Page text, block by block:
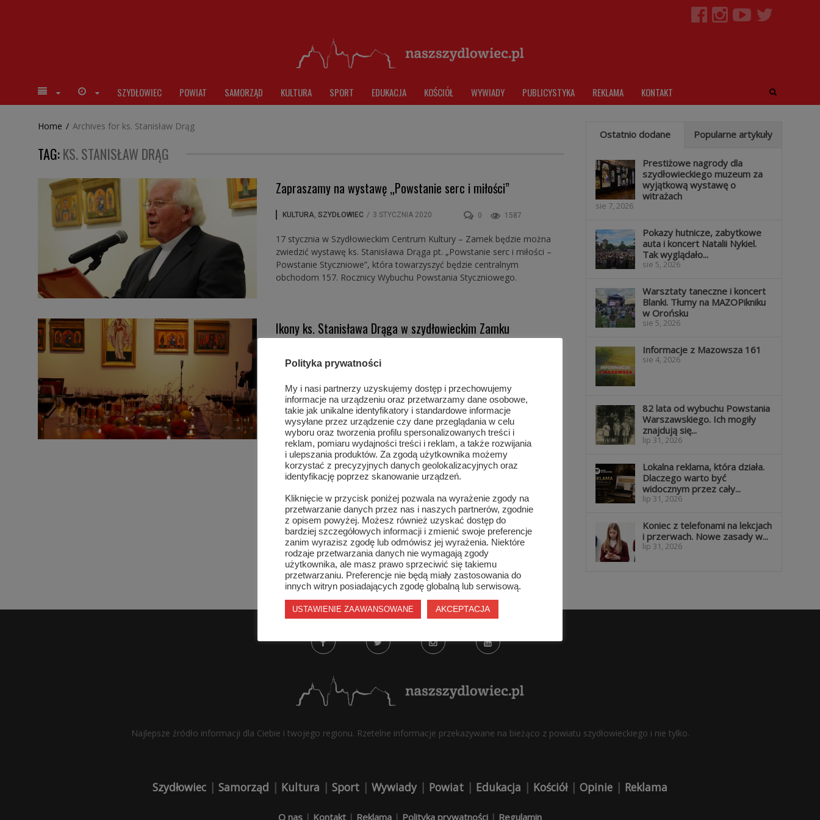
SZYDŁOWIEC POWIAT SAMORZĄD KULTURA SPORT EDUKACJA KOŚCIÓŁ WYWIADY PUBLICYSTYKA REKLAMA KONTAKT
Home / Archives for ks. Stanisław Drąg
TAG:KS. STANISŁAW DRĄG
Zapraszamy na wystawę „Powstanie serc i miłości”
KULTURA, SZYDŁOWIEC / 3 STYCZNIA 2020 0 1587
17 stycznia w Szydłowieckim Centrum Kultury – Zamek będzie można
zwiedzić wystawę ks. Stanisława Drąga pt. „Powstanie serc i miłości –
Powstanie Styczniowe”, która towarzyszyć będzie centralnym
obchodom 157. Rocznicy Wybuchu Powstania Styczniowego.
Ikony ks. Stanisława Drąga w szydłowieckim Zamku
podziwiała wyjątkową wystawę pt. "Kolorami pisanie imię Boga".
Autorem pięknych ikon jest ks. Stanisław Drąg.
Ostatnio dodane Popularne artykuły
Prestiżowe nagrody dla
szydłowieckiego muzeum za
wyjątkową wystawę o
witrażach
sie 7, 2026
Pokazy hutnicze, zabytkowe
auta i koncert Natalii Nykiel.
Tak wyglądało...
sie 5, 2026
Warsztaty taneczne i koncert
Blanki. Tłumy na MAZOPikniku
w Orońsku
sie 5, 2026
Informacje z Mazowsza 161
sie 4, 2026
82 lata od wybuchu Powstania
Warszawskiego. Ich mogiły
znajdują się...
lip 31, 2026
Lokalna reklama, która działa.
Dlaczego warto być
widocznym przez cały...
lip 31, 2026
Koniec z telefonami na lekcjach
i przerwach. Nowe zasady w...
lip 31, 2026
Najlepsze źródło informacji dla Ciebie i twojego regionu. Rzetelne informacje przekazywane na bieżąco z powiatu szydłowieckiego i nie tylko.
Szydłowiec | Samorząd | Kultura | Sport | Wywiady| Powiat | Edukacja | Kościół| Opinie | Reklama
O nas | Kontakt | Reklama | Polityka prywatności | Regulamin
Polityka prywatności
My i nasi partnerzy uzyskujemy dostęp i przechowujemy
informacje na urządzeniu oraz przetwarzamy dane osobowe,
takie jak unikalne identyfikatory i standardowe informacje
wysyłane przez urządzenie czy dane przeglądania w celu
wyboru oraz tworzenia profilu spersonalizowanych treści i
reklam, pomiaru wydajności treści i reklam, a także rozwijania
i ulepszania produktów. Za zgodą użytkownika możemy
korzystać z precyzyjnych danych geolokalizacyjnych oraz
identyfikację poprzez skanowanie urządzeń.
Kliknięcie w przycisk poniżej pozwala na wyrażenie zgody na
przetwarzanie danych przez nas i naszych partnerów, zgodnie
z opisem powyżej. Możesz również uzyskać dostęp do
bardziej szczegółowych informacji i zmienić swoje preferencje
zanim wyrazisz zgodę lub odmówisz jej wyrażenia. Niektóre
rodzaje przetwarzania danych nie wymagają zgody
użytkownika, ale masz prawo sprzeciwić się takiemu
przetwarzaniu. Preferencje nie będą miały zastosowania do
innych witryn posiadających zgodę globalną lub serwisową.
USTAWIENIE ZAAWANSOWANE AKCEPTACJA